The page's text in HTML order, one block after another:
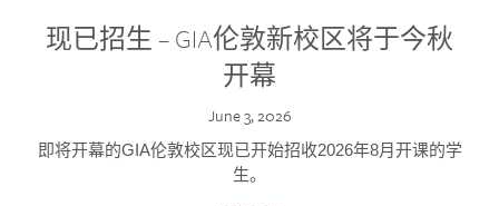
现已招生 – GIA伦敦新校区将于今秋
开幕
June 3, 2026
即将开幕的GIA伦敦校区现已开始招收2026年8月开课的学
生。